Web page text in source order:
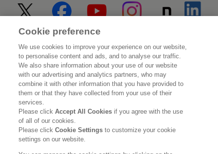
Home 花王について
サステナビリティ イノベーション
ブランド 投資家情報
ニュースルーム 採用情報
利用規約 花王のアクセシビリティ 個人情報保護方針
利用者情報の外部送信 ソーシャルメディアポリシー
Cookie preference
We use cookies to improve your experience on our website,
to personalise content and ads, and to analyse our traffic.
We also share information about your use of our website
with our advertising and analytics partners, who may
combine it with other information that you have provided to
them or that they have collected from your use of their
services.
Please clickAccept All Cookies if you agree with the use
of all of our cookies.
Please clickCookie Settingsto customize your cookie
settings on our website.